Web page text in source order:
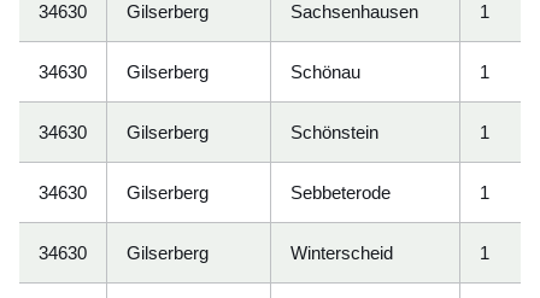
34630 Gilserberg Sachsenhausen 1
34630 Gilserberg Schönau 1
34630 Gilserberg Schönstein 1
34630 Gilserberg Sebbeterode 1
34630 Gilserberg Winterscheid 1